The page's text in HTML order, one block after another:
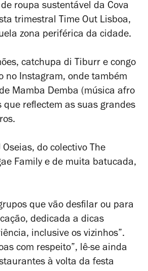
roupa sustentável da Cova
trimestral Time Out Lisboa,
zona periférica da cidade.
catchupa di Tiburr e congo
no Instagram, onde também
Mamba Demba (música afro
que reflectem as suas grandes
do colectivo The
Family e de muita batucada,
que vão desfilar ou para
dedicada a dicas
inclusive os vizinhos”.
com respeito”, lê-se ainda
à volta da festa